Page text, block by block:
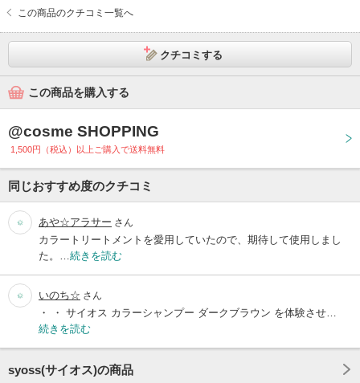
この商品のクチコミ一覧へ
クチコミする
この商品を購入する
@cosme SHOPPING
1,500円（税込）以上ご購入で送料無料
同じおすすめ度のクチコミ
あや☆アラサー さん
カラートリートメントを愛用していたので、期待して使用しまし
た。… 続きを読む
いのち☆ さん
・ ・ サイオス カラーシャンプー ダークブラウン を体験させ…
続きを読む
syoss(サイオス)の商品